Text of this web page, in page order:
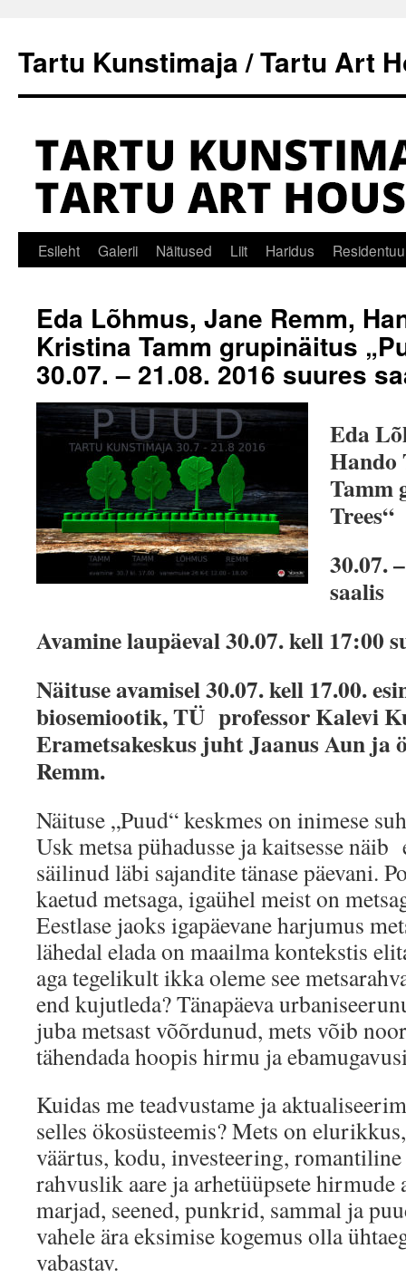
Tartu Kunstimaja / Tartu Art
Liigu
juurde
Esileht Galerii Näitused Liit Haridus
Eda Lõhmus, Jane Remm,
Kristina Tamm grupinäitus
30.07. – 21.08. 2016 suures
Eda
Hando
Tamm
Trees“
30.07.
saalis
Avamine laupäeval 30.07. kell 17:00
Näituse avamisel 30.07. kell 17.00.
biosemiootik, TÜ professor Kalevi
Erametsakeskus juht Jaanus Aun ja
Remm.
Näituse „Puud“ keskmes on inimese
Usk metsa pühadusse ja kaitsesse näib
säilinud läbi sajandite tänase päevani.
kaetud metsaga, igaühel meist on
Eestlase jaoks igapäevane harjumus
lähedal elada on maailma kontekstis
aga tegelikult ikka oleme see
end kujutleda? Tänapäeva
juba metsast võõrdunud, mets võib
tähendada hoopis hirmu ja
Kuidas me teadvustame ja
selles ökosüsteemis? Mets on
väärtus, kodu, investeering,
rahvuslik aare ja arhetüüpsete hirmude
marjad, seened, punkrid, sammal ja
vahele ära eksimise kogemus olla
vabastav.